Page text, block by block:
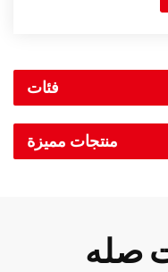
فئات
منتجات مميزة
صله